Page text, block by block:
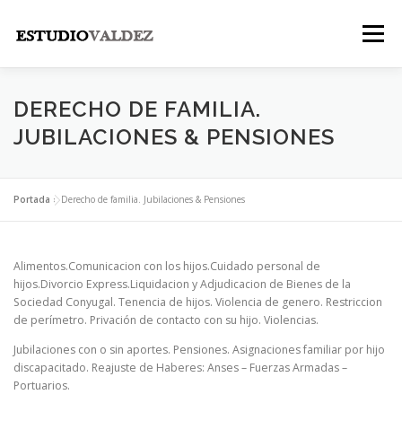
contenido
Menú
INICIO INSTITUCIONAL NOSOTROS
DERECHO DE FAMILIA.
JUBILACIONES & PENSIONES
Portada »Derecho de familia. Jubilaciones & Pensiones
Alimentos.Comunicacion con los hijos.Cuidado personal de
hijos.Divorcio Express.Liquidacion y Adjudicacion de Bienes de la
Sociedad Conyugal. Tenencia de hijos. Violencia de genero. Restriccion
de perímetro. Privación de contacto con su hijo. Violencias.
Jubilaciones con o sin aportes. Pensiones. Asignaciones familiar por hijo
discapacitado. Reajuste de Haberes: Anses – Fuerzas Armadas –
Portuarios.